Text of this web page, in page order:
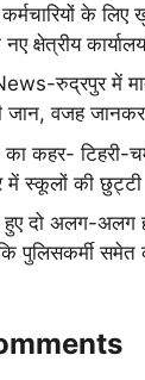
के लिए
क्षेत्रीय कार्यालय
रुद्रपुर में
जान, वजह
कहर- टिहरी-
में स्कूलों की छुट्टी
हुए दो अलग-अलग
पुलिसकर्मी समेत